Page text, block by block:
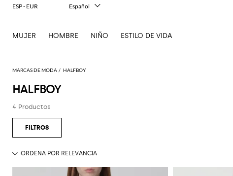
MARCAS DE MODA HALFBOY
HALFBOY
4 Productos
MUJER HOMBRE NIÑO ESTILO DE VIDA
ESP - EUR
Español
Français
日本語